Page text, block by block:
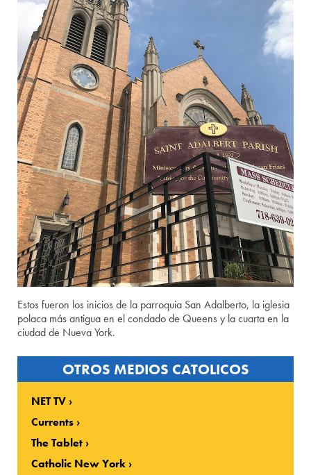
Estos fueron los inicios de la parroquia San Adalberto, la iglesia
polaca más antigua en el condado de Queens y la cuarta en la
ciudad de Nueva York.
OTROS MEDIOS CATOLICOS
NET TV
Currents
The Tablet
Catholic New York